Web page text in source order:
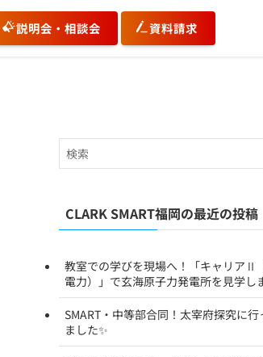
説明会・相談会 資料請求
CLARK SMART福岡の最近の投稿
教室での学びを現場へ！「キャリアⅡ
電力）」で玄海原子力発電所を見学し
SMART・中等部合同！太宰府探究に行
ました✨